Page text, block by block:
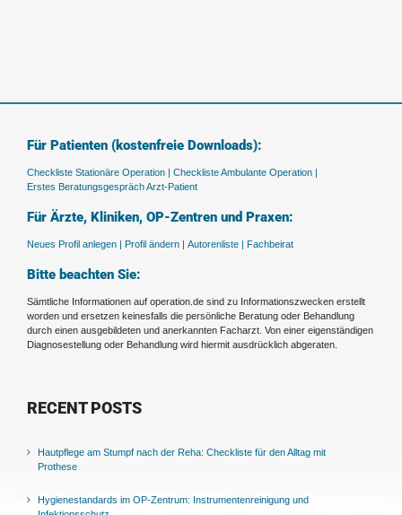
Für Patienten (kostenfreie Downloads):
Checkliste Stationäre Operation | Checkliste Ambulante Operation |
Erstes Beratungsgespräch Arzt-Patient
Für Ärzte, Kliniken, OP-Zentren und Praxen:
Neues Profil anlegen | Profil ändern | Autorenliste | Fachbeirat
Bitte beachten Sie:
Sämtliche Informationen auf operation.de sind zu Informationszwecken erstellt
worden und ersetzen keinesfalls die persönliche Beratung oder Behandlung
durch einen ausgebildeten und anerkannten Facharzt. Von einer eigenständigen
Diagnosestellung oder Behandlung wird hiermit ausdrücklich abgeraten.
RECENT POSTS
Hautpflege am Stumpf nach der Reha: Checkliste für den Alltag mit
Prothese
Hygienestandards im OP-Zentrum: Instrumentenreinigung und